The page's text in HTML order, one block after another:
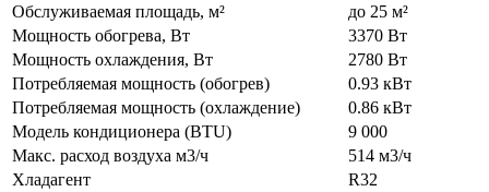
Обслуживаемая площадь, м²
до 25 м²
Мощность обогрева, Вт
3370 Вт
Мощность охлаждения, Вт
2780 Вт
Потребляемая мощность (обогрев)
0.93 кВт
Потребляемая мощность (охлаждение)
0.86 кВт
Модель кондиционера (BTU)
9 000
Макс. расход воздуха м3/ч
514 м3/ч
Хладагент
R32